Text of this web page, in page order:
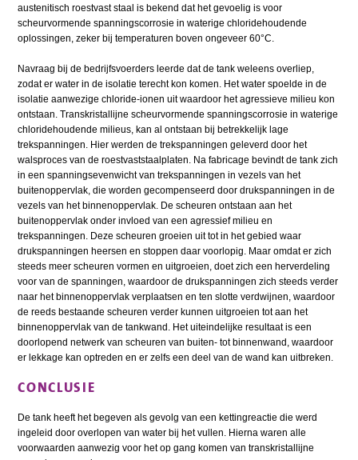
austenitisch roestvast staal is bekend dat het gevoelig is voor
scheurvormende spanningscorrosie in waterige chloridehoudende
oplossingen, zeker bij temperaturen boven ongeveer 60°C.
Navraag bij de bedrijfsvoerders leerde dat de tank weleens overliep,
zodat er water in de isolatie terecht kon komen. Het water spoelde in de
isolatie aanwezige chloride-ionen uit waardoor het agressieve milieu kon
ontstaan. Transkristallijne scheurvormende spanningscorrosie in waterige
chloridehoudende milieus, kan al ontstaan bij betrekkelijk lage
trekspanningen. Hier werden de trekspanningen geleverd door het
walsproces van de roestvaststaalplaten. Na fabricage bevindt de tank zich
in een spanningsevenwicht van trekspanningen in vezels van het
buitenoppervlak, die worden gecompenseerd door drukspanningen in de
vezels van het binnenoppervlak. De scheuren ontstaan aan het
buitenoppervlak onder invloed van een agressief milieu en
trekspanningen. Deze scheuren groeien uit tot in het gebied waar
drukspanningen heersen en stoppen daar voorlopig. Maar omdat er zich
steeds meer scheuren vormen en uitgroeien, doet zich een herverdeling
voor van de spanningen, waardoor de drukspanningen zich steeds verder
naar het binnenoppervlak verplaatsen en ten slotte verdwijnen, waardoor
de reeds bestaande scheuren verder kunnen uitgroeien tot aan het
binnenoppervlak van de tankwand. Het uiteindelijke resultaat is een
doorlopend netwerk van scheuren van buiten- tot binnenwand, waardoor
er lekkage kan optreden en er zelfs een deel van de wand kan uitbreken.
CONCLUSIE
De tank heeft het begeven als gevolg van een kettingreactie die werd
ingeleid door overlopen van water bij het vullen. Hierna waren alle
voorwaarden aanwezig voor het op gang komen van transkristallijne